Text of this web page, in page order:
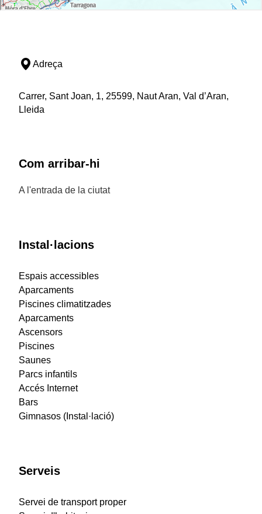
Adreça
Carrer, Sant Joan, 1, 25599, Naut Aran, Val d’Aran,
Lleida
Com arribar-hi
A l'entrada de la ciutat
Instal·lacions
Espais accessibles
Aparcaments
Piscines climatitzades
Aparcaments
Ascensors
Piscines
Saunes
Parcs infantils
Accés Internet
Bars
Gimnasos (Instal·lació)
Serveis
Servei de transport proper